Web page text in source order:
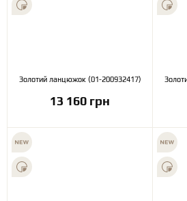
Золотий ланцюжок (01-200932417)
13 160 грн